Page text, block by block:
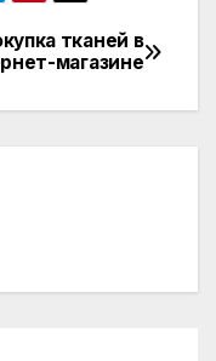
тканей в
магазине